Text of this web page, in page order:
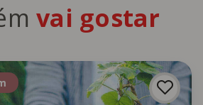
vai gostar